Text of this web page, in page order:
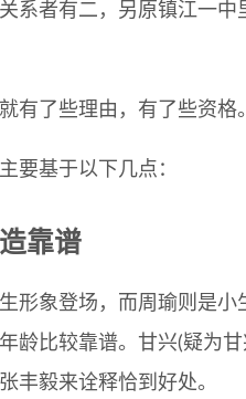
系者有二，另原镇江一
有了些理由，有了些资格。
要基于以下几点：
靠谱
形象登场，而周瑜则是
龄比较靠谱。甘兴(疑为
丰毅来诠释恰到好处。